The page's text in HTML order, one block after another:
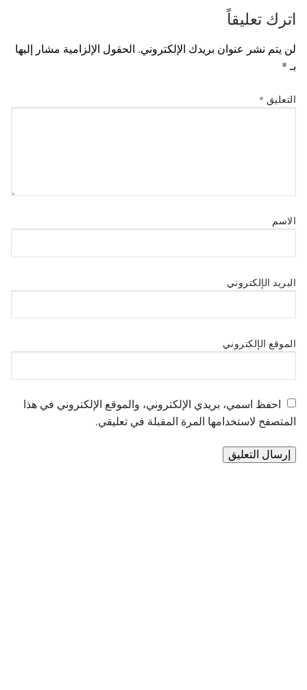
اترك تعليقاً
لن يتم نشر عنوان بريدك الإلكتروني. الحقول الإلزامية مشار إليها
بـ *
التعليق *
الاسم
البريد الإلكتروني
الموقع الإلكتروني
احفظ اسمي، بريدي الإلكتروني، والموقع الإلكتروني في هذا
المتصفح لاستخدامها المرة المقبلة في تعليقي.